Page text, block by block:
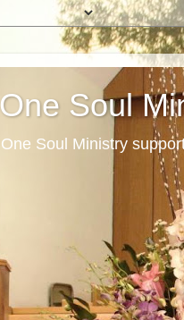
One Soul
One Soul Ministry